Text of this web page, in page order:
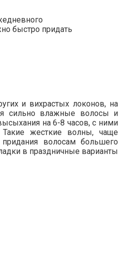
быстро придать
и вихрастых локонов, на
сильно влажные волосы и
на 6-8 часов, с ними
жесткие волны, чаще
волосам большего
в праздничные варианты